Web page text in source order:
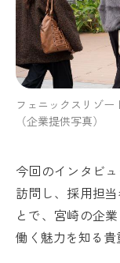
フェニックスリゾ
（企業提供写真）
今回のインタビ
訪問し、採用担
とで、宮崎の企
働く魅力を知る貴